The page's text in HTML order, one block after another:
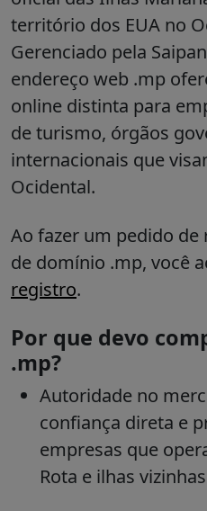
território dos EUA no
Gerenciado pela
endereço web .mp
online distinta para
de turismo, órgãos
internacionais que
Ocidental.
Ao fazer um pedido
de domínio .mp, você
registro.
Por que devo
.mp?
Autoridade no
confiança direta e
empresas que
Rota e ilhas